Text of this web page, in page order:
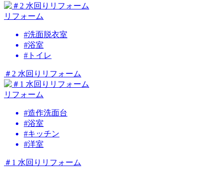
リフォーム
#洗面脱衣室
#浴室
#トイレ
＃2 水回りリフォーム
リフォーム
#造作洗面台
#浴室
#キッチン
#洋室
＃1 水回りリフォーム